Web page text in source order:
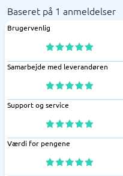
Baseret på 1 anmeldelser
Brugervenlig
Samarbejde med leverandøren
Support og service
Værdi for pengene